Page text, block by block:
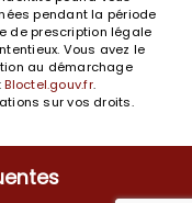
pendant la période
de prescription légale
Vous avez le
au démarchage
Bloctel.gouv.fr.
sur vos droits.